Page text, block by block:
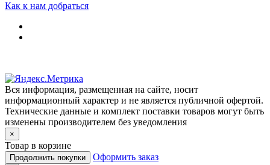
Как к нам добраться
Вся информация, размещенная на сайте, носит
информационный характер и не является публичной офертой.
Технические данные и комплект поставки товаров могут быть
изменены производителем без уведомления
×
Товар в корзине
Продолжить покупки Оформить заказ